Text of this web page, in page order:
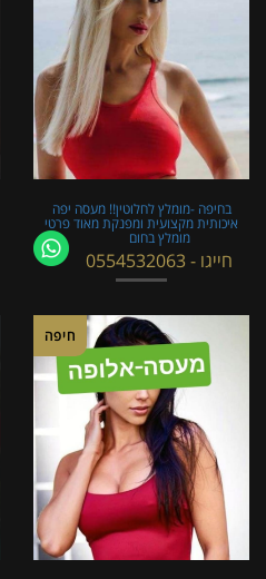
בחיפה -מומלץ לחלוטין!! מעסה יפה
איכותית מקצועית ומפנקת מאוד פרטי
מומלץ בחום
חייגו - 0554532063
חיפה